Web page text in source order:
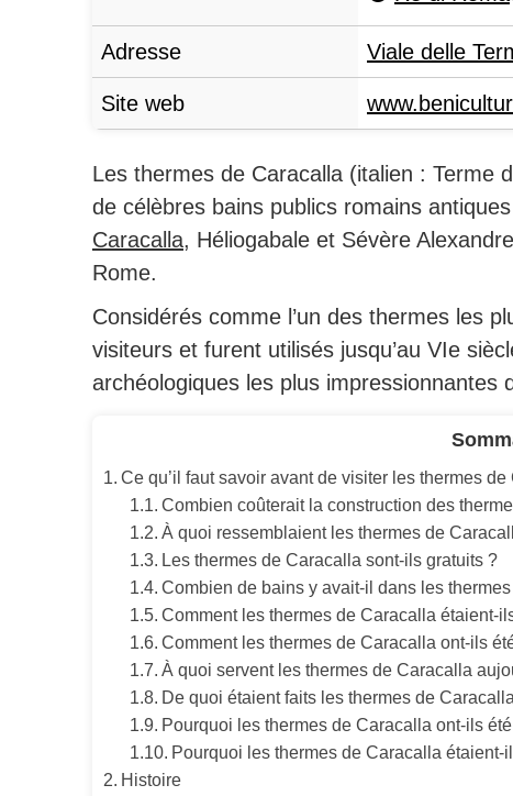
Adresse Viale delle
Site web
Les thermes de Caracalla (italien : Terme
de célèbres bains publics romains
Caracalla, Héliogabale et Sévère
Rome.
Considérés comme l’un des thermes les
visiteurs et furent utilisés jusqu’au VIe
archéologiques les plus impressionnantes
Ce qu’il faut savoir avant de visiter les thermes
Combien coûterait la construction des
À quoi ressemblaient les thermes de
Les thermes de Caracalla sont-ils gratuits ?
Combien de bains y avait-il dans les
Comment les thermes de Caracalla étaient-
Comment les thermes de Caracalla ont-ils
À quoi servent les thermes de Caracalla
De quoi étaient faits les thermes de
Pourquoi les thermes de Caracalla ont-ils
Pourquoi les thermes de Caracalla étaient-
Histoire